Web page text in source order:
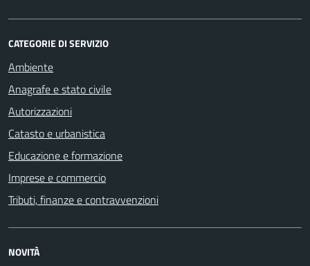
CATEGORIE DI SERVIZIO
Ambiente
Anagrafe e stato civile
Autorizzazioni
Catasto e urbanistica
Educazione e formazione
Imprese e commercio
Tributi, finanze e contravvenzioni
NOVITÀ